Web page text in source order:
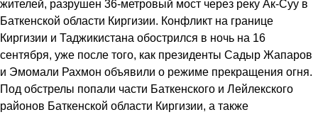
жителей, разрушен 36-метровый мост через реку Ак-Суу в
Баткенской области Киргизии. Конфликт на границе
Киргизии и Таджикистана обострился в ночь на 16
сентября, уже после того, как президенты Садыр Жапаров
и Эмомали Рахмон объявили о режиме прекращения огня.
Под обстрелы попали части Баткенского и Лейлекского
районов Баткенской области Киргизии, а также